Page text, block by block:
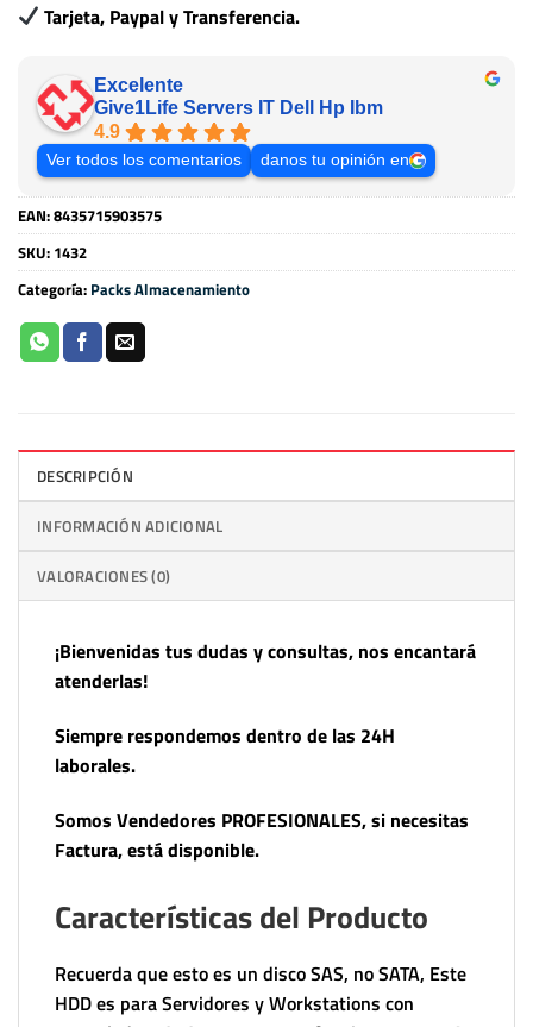
Tarjeta, Paypal y Transferencia.
Excelente
Give1Life Servers IT Dell Hp Ibm
4.9
Ver todos los comentarios danos tu opinión en
EAN:8435715903575
SKU: 1432
Categoría: Packs Almacenamiento
DESCRIPCIÓN
INFORMACIÓN ADICIONAL
VALORACIONES (0)
¡Bienvenidas tus dudas y consultas, nos encantará
atenderlas!
Siempre respondemos dentro de las 24H
laborales.
Somos Vendedores PROFESIONALES, si necesitas
Factura, está disponible.
Características del Producto
Recuerda que esto es un disco SAS, no SATA, Este
HDD es para Servidores y Workstations con